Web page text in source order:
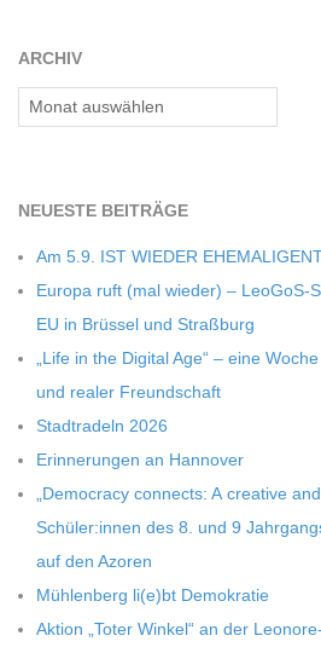
M
D
T
-
S
C
H
U
ARCHIV
Archiv
NEU­ESTE BEITRÄGE
Am 5.9. IST WIEDER
Europa ruft (mal wie­der) – LeoGoS-
EU in Brüs­sel und Straßburg
„Life in the Digi­tal Age“ – eine
und rea­ler Freundschaft
Stadt­ra­deln 2026
Erin­ne­run­gen an Hannover
„Demo­cracy con­nects: A crea­tive
Schüler:innen des 8. und 9
auf den Azoren
Müh­len­berg li(e)bt Demokratie
Aktion „Toter Win­kel“ an der